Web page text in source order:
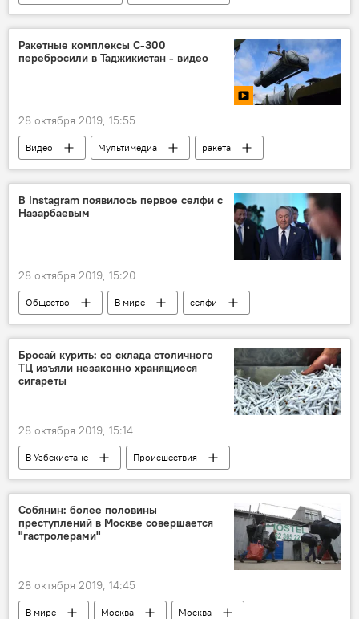
тушение пожара
пожарные
Ташкент
Ракетные комплексы С-300
перебросили в Таджикистан - видео
28 октября 2019, 15:55
Видео Мультимедиа
ракета
Ракеты
видеоролик
В Instagram появилось первое селфи с
Назарбаевым
28 октября 2019, 15:20
Общество В мире
селфи
Нурсултан Назарбаев
Казахстан
Казахстан
Бросай курить: со склада столичного
ТЦ изъяли незаконно хранящиеся
сигареты
28 октября 2019, 15:14
В Узбекистане
Происшествия
сигареты
Таможенный комитет при Министерстве экономики и финансов Республики Узбекистан
Ташкент
Собянин: более половины
преступлений в Москве совершается
"гастролерами"
28 октября 2019, 14:45
В мире Москва
Москва